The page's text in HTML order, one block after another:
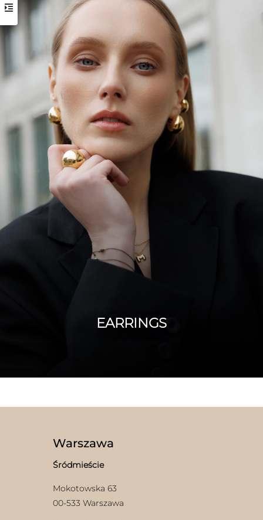
EARRINGS
Warszawa
Śródmieście
Mokotowska 63
00-533 Warszawa